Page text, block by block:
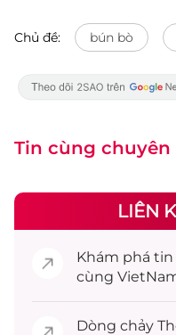
Chủ đề: bún bò
Tin cùng chuyên
LIÊN
Khám phá tin
cùng
Dòng chảy